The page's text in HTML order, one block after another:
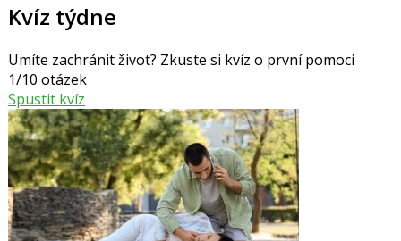
Kvíz týdne
Umíte zachránit život? Zkuste si kvíz o první pomoci
1/10 otázek
Spustit kvíz